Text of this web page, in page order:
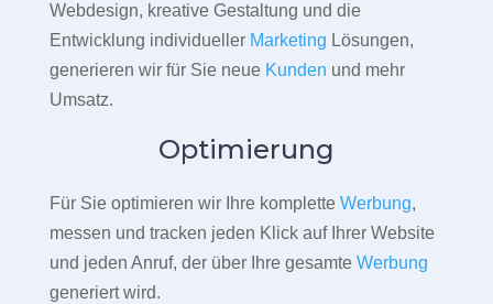
Webdesign, kreative Gestaltung und die
Entwicklung individueller Marketing Lösungen,
generieren wir für Sie neue Kunden und mehr
Umsatz.
Optimierung
Für Sie optimieren wir Ihre komplette Werbung,
messen und tracken jeden Klick auf Ihrer Website
und jeden Anruf, der über Ihre gesamte Werbung
generiert wird.